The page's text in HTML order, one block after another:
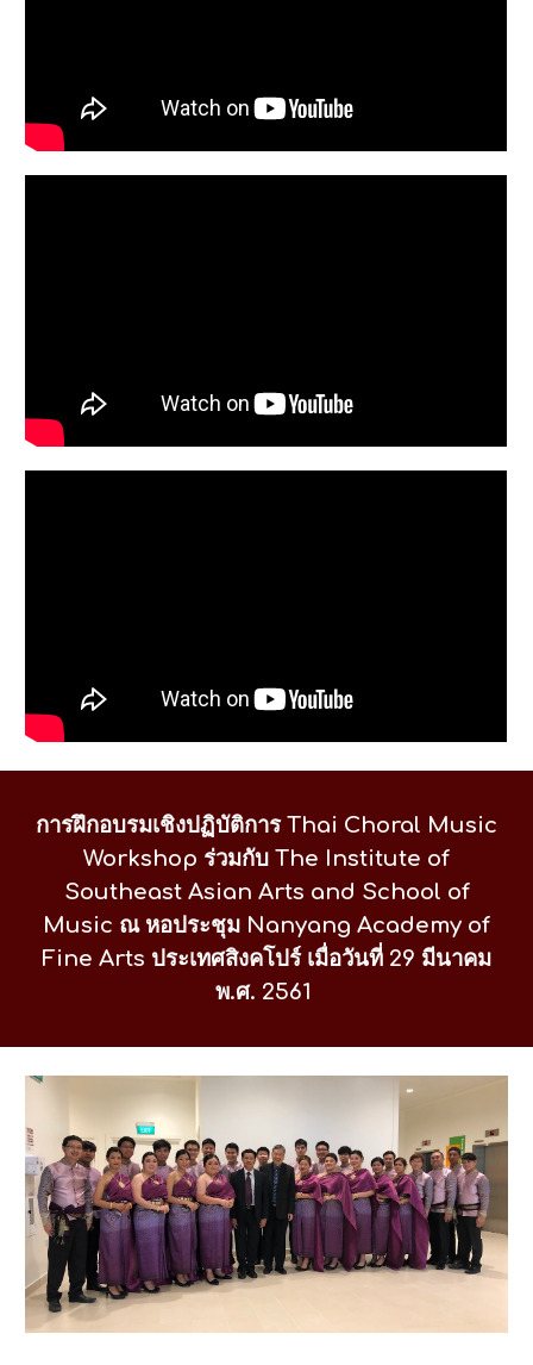
การฝึกอบรมเชิงปฏิบัติการ Thai Choral Music
Workshop ร่วมกับ The Institute of
Southeast Asian Arts and School of
Music ณ หอประชุม Nanyang Academy of
Fine Arts ประเทศสิงคโปร์ เมื่อวันที่ 29 มีนาคม
พ.ศ. 2561